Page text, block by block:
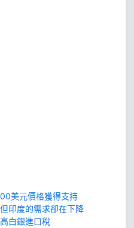
美元價格獲得支持
印度的需求卻在下降
白銀進口稅